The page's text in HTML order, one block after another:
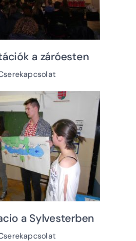
a záróesten
a Sylvesterben